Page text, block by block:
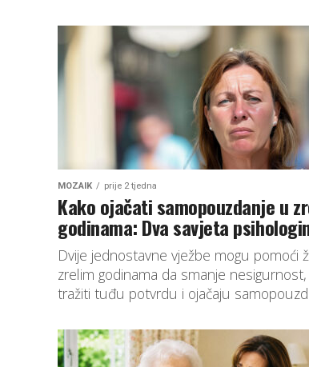
MOZAIK prije 2 tjedna
Kako ojačati samopouzdanje u
godinama: Dva savjeta
Dvije jednostavne vježbe mogu pomoći
zrelim godinama da smanje
tražiti tuđu potvrdu i ojačaju